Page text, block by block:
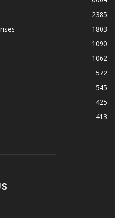
2385
1803
1090
1062
572
545
425
413